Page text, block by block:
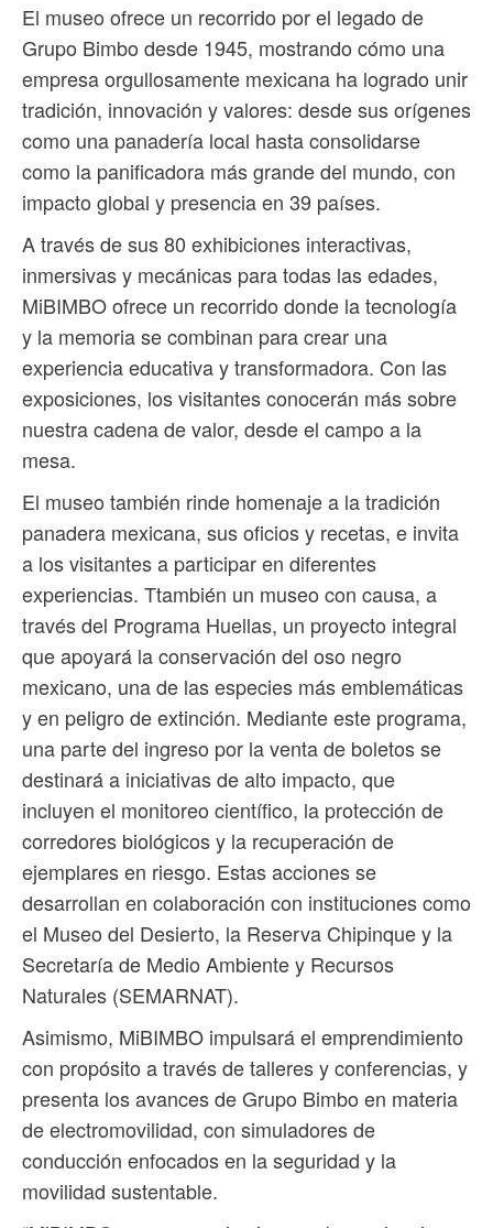
El museo ofrece un recorrido por el legado de
Grupo Bimbo desde 1945, mostrando cómo una
empresa orgullosamente mexicana ha logrado unir
tradición, innovación y valores: desde sus orígenes
como una panadería local hasta consolidarse
como la panificadora más grande del mundo, con
impacto global y presencia en 39 países.
A través de sus 80 exhibiciones interactivas,
inmersivas y mecánicas para todas las edades,
MiBIMBO ofrece un recorrido donde la tecnología
y la memoria se combinan para crear una
experiencia educativa y transformadora. Con las
exposiciones, los visitantes conocerán más sobre
nuestra cadena de valor, desde el campo a la
mesa.
El museo también rinde homenaje a la tradición
panadera mexicana, sus oficios y recetas, e invita
a los visitantes a participar en diferentes
experiencias. Ttambién un museo con causa, a
través del Programa Huellas, un proyecto integral
que apoyará la conservación del oso negro
mexicano, una de las especies más emblemáticas
y en peligro de extinción. Mediante este programa,
una parte del ingreso por la venta de boletos se
destinará a iniciativas de alto impacto, que
incluyen el monitoreo científico, la protección de
corredores biológicos y la recuperación de
ejemplares en riesgo. Estas acciones se
desarrollan en colaboración con instituciones como
el Museo del Desierto, la Reserva Chipinque y la
Secretaría de Medio Ambiente y Recursos
Naturales (SEMARNAT).
Asimismo, MiBIMBO impulsará el emprendimiento
con propósito a través de talleres y conferencias, y
presenta los avances de Grupo Bimbo en materia
de electromovilidad, con simuladores de
conducción enfocados en la seguridad y la
movilidad sustentable.